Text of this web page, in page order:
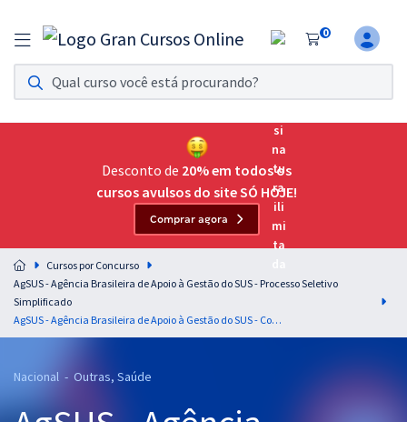
0
Assinatura Ilimitada 11
Acesso a todos os cursos. Teste grátis por 7 dias!
Assinatura OAB Até Passar
Acesso ilimitado a toda preparação para o Exame da
Residências Multiprofissionais
Preparação completa e intensiva para as principais
residências em saúde do Brasil
Concursos
Desconto de 20% em todos os
cursos avulsos do site SÓ HOJE!
Comprar agora
Cursos por Concurso
AgSUS - Agência Brasileira de Apoio à Gestão do SUS - Processo Seletivo
Simplificado
AgSUS - Agência Brasileira de Apoio à Gestão do SUS - Conhecimentos Específicos para o Cargo: Analista de Gestão: Comunicação Social
Nacional - Outras, Saúde